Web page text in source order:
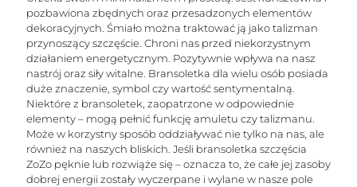
pozbawiona zbędnych oraz przesadzonych elementów
dekoracyjnych. Śmiało można traktować ją jako talizman
przynoszący szczęście. Chroni nas przed niekorzystnym
działaniem energetycznym. Pozytywnie wpływa na nasz
nastrój oraz siły witalne. Bransoletka dla wielu osób posiada
duże znaczenie, symbol czy wartość sentymentalną.
Niektóre z bransoletek, zaopatrzone w odpowiednie
elementy – mogą pełnić funkcję amuletu czy talizmanu.
Może w korzystny sposób oddziaływać nie tylko na nas, ale
również na naszych bliskich. Jeśli bransoletka szczęścia
ZoZo pęknie lub rozwiąże się – oznacza to, że całe jej zasoby
dobrej energii zostały wyczerpane i wylane w nasze pole